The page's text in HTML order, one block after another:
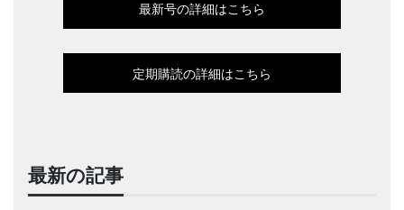
最新号の詳細はこちら
定期購読の詳細はこちら
最新の記事